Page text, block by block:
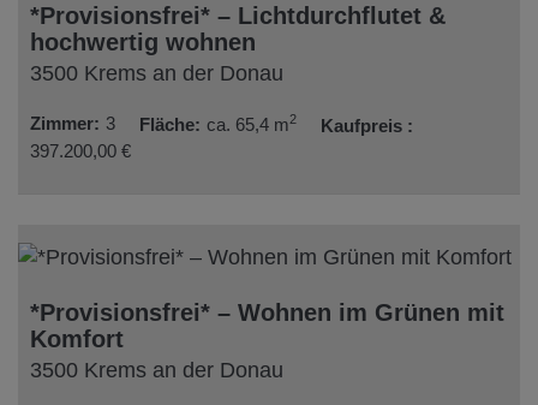
*Provisionsfrei* – Lichtdurchflutet &
hochwertig wohnen
3500 Krems an der Donau
Zimmer 3 Fläche ca. 65,4 m2
Kaufpreis
397.200,00 €
*Provisionsfrei* – Wohnen im Grünen mit
Komfort
3500 Krems an der Donau